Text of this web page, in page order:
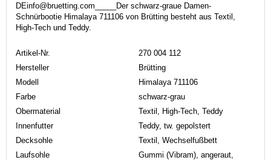
DEinfo@bruetting.com_____Der schwarz-graue Damen-
Schnürbootie Himalaya 711106 von Brütting besteht aus Textil,
High-Tech und Teddy.
Artikel-Nr.
270 004 112
Hersteller
Brütting
Modell
Himalaya 711106
Farbe
schwarz-grau
Obermaterial
Textil, High-Tech, Teddy
Innenfutter
Teddy, tw. gepolstert
Decksohle
Textil, Wechselfußbett
Laufsohle
Gummi (Vibram), angeraut,